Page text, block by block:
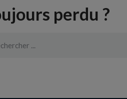
perdu ?